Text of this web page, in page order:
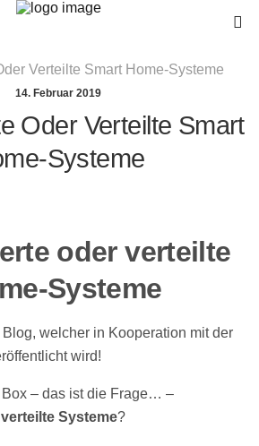
14. Februar 2019
Oder Verteilte Smart
Systeme
oder verteilte
Systeme
welcher in Kooperation mit der
wird!
Box – das ist die Frage… –
Systeme?